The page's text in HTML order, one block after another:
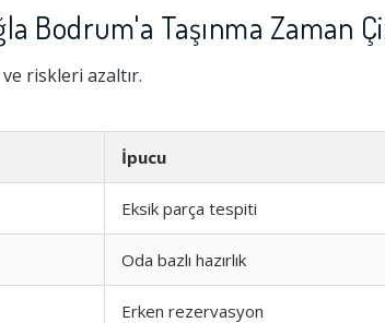
Bodrum'a Taşınma Zaman
ve riskleri azaltır.
İpucu
Eksik parça tespiti
Oda bazlı hazırlık
Erken rezervasyon